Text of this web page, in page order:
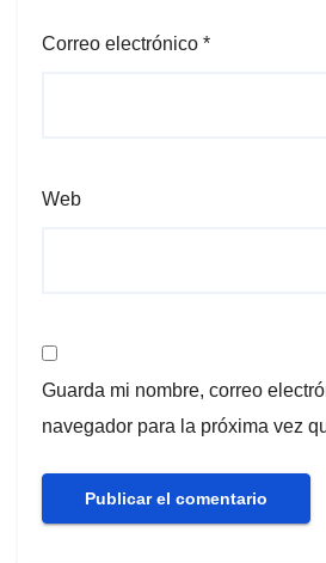
Correo electrónico *
Web
Guarda mi nombre, correo
navegador para la próxima vez